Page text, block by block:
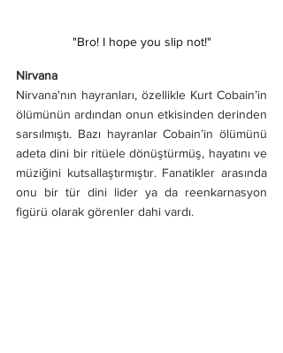
"Bro! I hope you slip not!"
Nirvana
Nirvana'nın hayranları, özellikle Kurt Cobain’in
ölümünün ardından onun etkisinden derinden
sarsılmıştı. Bazı hayranlar Cobain’in ölümünü
adeta dini bir ritüele dönüştürmüş, hayatını ve
müziğini kutsallaştırmıştır. Fanatikler arasında
onu bir tür dini lider ya da reenkarnasyon
figürü olarak görenler dahi vardı.